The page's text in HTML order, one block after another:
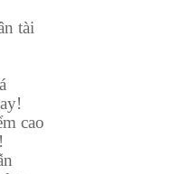
tài
cao